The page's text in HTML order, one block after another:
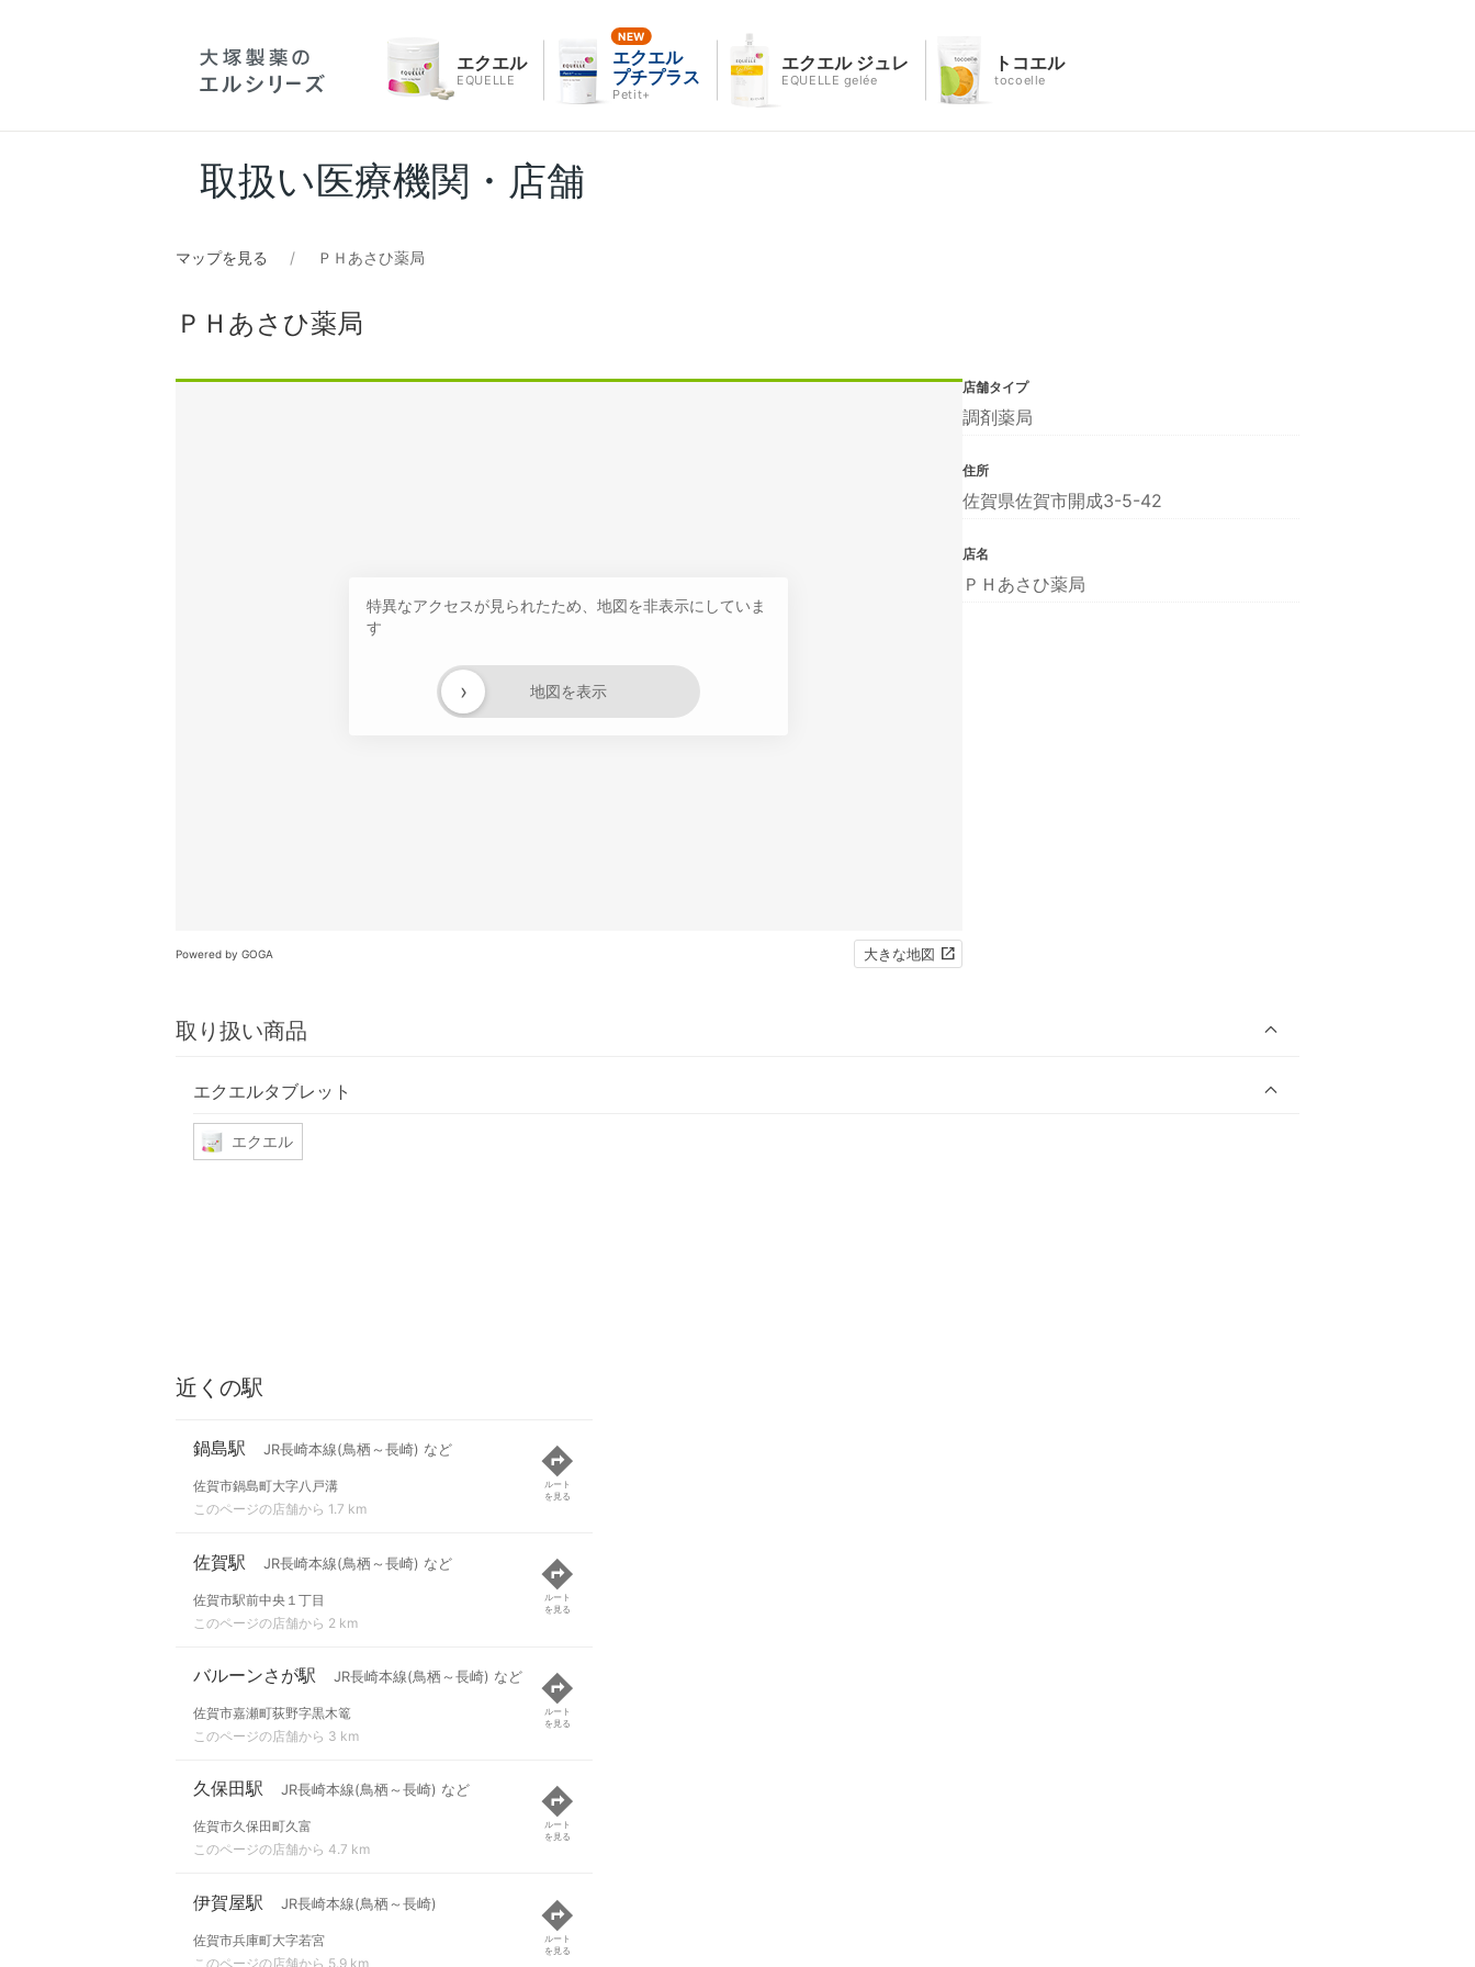
エクエル
EQUELLE
エクエル
プチプラス
Petit+
エクエル ジュレ
EQUELLE gelée
トコエル
tocoelle
取扱い医療機関・店舗
マップを見る ＰＨあさひ薬局
ＰＨあさひ薬局
特異なアクセスが見られたため、地図を非表示にしていま
す
地図を表示
›
Powered by GOGA 大きな地図
取り扱い商品
エクエルタブレット
エクエル
店舗タイプ
調剤薬局
住所
佐賀県佐賀市開成3-5-42
店名
ＰＨあさひ薬局
近くの駅
鍋島駅 JR長崎本線(鳥栖～長崎) など
佐賀市鍋島町大字八戸溝
このページの店舗から 1.7 km
ルート
を見る
佐賀駅 JR長崎本線(鳥栖～長崎) など
佐賀市駅前中央１丁目
このページの店舗から 2 km
ルート
を見る
バルーンさが駅 JR長崎本線(鳥栖～長崎) など
佐賀市嘉瀬町荻野字黒木篭
このページの店舗から 3 km
ルート
を見る
久保田駅 JR長崎本線(鳥栖～長崎) など
佐賀市久保田町久富
このページの店舗から 4.7 km
ルート
を見る
伊賀屋駅 JR長崎本線(鳥栖～長崎)
佐賀市兵庫町大字若宮
このページの店舗から 5.9 km
ルート
を見る